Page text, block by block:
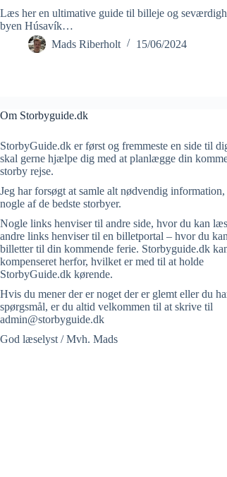
Læs her en ultimative guide til billeje og
byen Húsavík…
Mads Riberholt
15/06/2024
Om Storbyguide.dk
StorbyGuide.dk er først og fremmeste en side til
skal gerne hjælpe dig med at planlægge din
storby rejse.
Jeg har forsøgt at samle alt nødvendig
nogle af de bedste storbyer.
Nogle links henviser til andre side, hvor du kan
andre links henviser til en billetportal – hvor du
billetter til din kommende ferie. Storbyguide.dk
kompenseret herfor, hvilket er med til at holde
StorbyGuide.dk kørende.
Hvis du mener der er noget der er glemt eller du
spørgsmål, er du altid velkommen til at skrive til
admin@storbyguide.dk
God læselyst / Mvh. Mads